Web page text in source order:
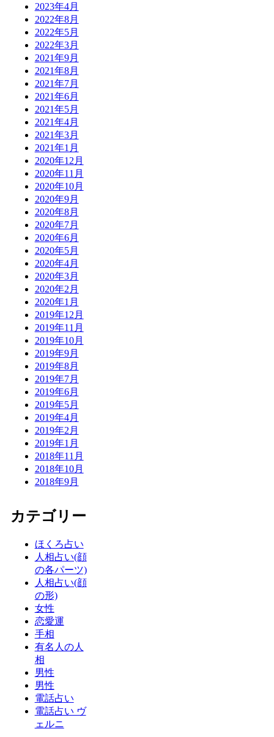
2023年4月
2022年8月
2022年5月
2022年3月
2021年9月
2021年8月
2021年7月
2021年6月
2021年5月
2021年4月
2021年3月
2021年1月
2020年12月
2020年11月
2020年10月
2020年9月
2020年8月
2020年7月
2020年6月
2020年5月
2020年4月
2020年3月
2020年2月
2020年1月
2019年12月
2019年11月
2019年10月
2019年9月
2019年8月
2019年7月
2019年6月
2019年5月
2019年4月
2019年2月
2019年1月
2018年11月
2018年10月
2018年9月
カテゴリー
ほくろ占い
人相占い(顔
の各パーツ)
人相占い(顔
の形)
女性
恋愛運
手相
有名人の人
相
男性
男性
電話占い
電話占い ヴ
ェルニ